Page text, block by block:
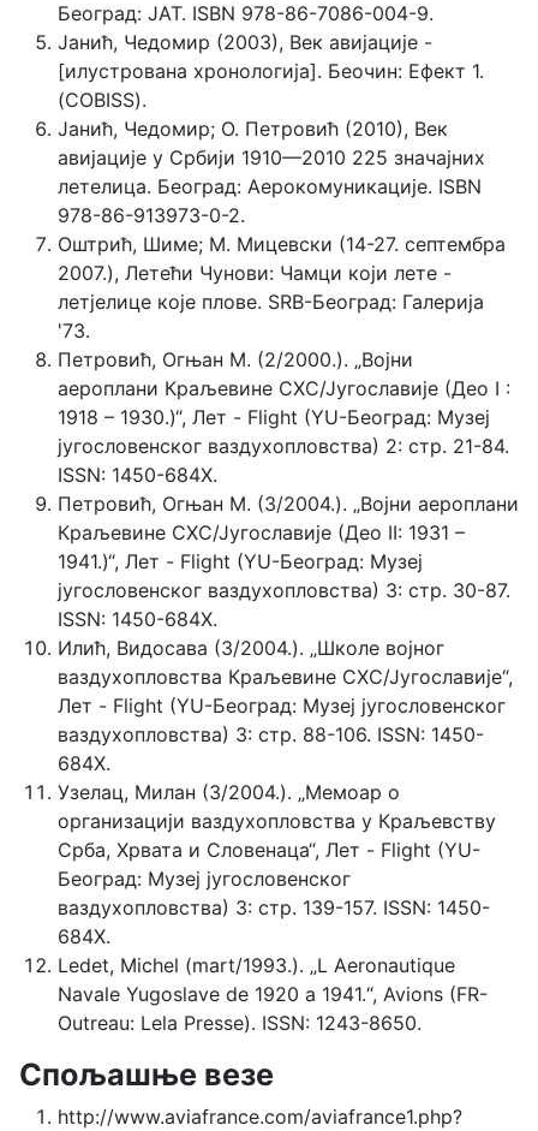
Београд: ЈАТ. ISBN 978-86-7086-004-9.
Јанић, Чедомир (2003), Век авијације -
[илустрована хронологија]. Беочин: Ефект 1.
(COBISS).
Јанић, Чедомир; О. Петровић (2010), Век
авијације у Србији 1910—2010 225 значајних
летелица. Београд: Аерокомуникације. ISBN
978-86-913973-0-2.
Оштрић, Шиме; М. Мицевски (14-27. септембра
2007.), Летећи Чунови: Чамци који лете -
летјелице које плове. SRB-Београд: Галерија
'73.
Петровић, Огњан М. (2/2000.). „Војни
аероплани Краљевине СХС/Југославије (Део I :
1918 – 1930.)“, Лет - Flight (YU-Београд: Музеј
југословенског ваздухопловства) 2: стр. 21-84.
ISSN: 1450-684X.
Петровић, Огњан М. (3/2004.). „Војни аероплани
Краљевине СХС/Југославије (Део II: 1931 –
1941.)“, Лет - Flight (YU-Београд: Музеј
југословенског ваздухопловства) 3: стр. 30-87.
ISSN: 1450-684X.
Илић, Видосава (3/2004.). „Школе војног
ваздухопловства Краљевине СХС/Југославије“,
Лет - Flight (YU-Београд: Музеј југословенског
ваздухопловства) 3: стр. 88-106. ISSN: 1450-
684X.
Узелац, Милан (3/2004.). „Мемоар о
организацији ваздухопловства у Краљевству
Срба, Хрвата и Словенаца“, Лет - Flight (YU-
Београд: Музеј југословенског
ваздухопловства) 3: стр. 139-157. ISSN: 1450-
684X.
Ledet, Michel (mart/1993.). „L Aeronautique
Navale Yugoslave de 1920 a 1941.“, Avions (FR-
Outreau: Lela Presse). ISSN: 1243-8650.
Спољашње везе
http://www.aviafrance.com/aviafrance1.php?